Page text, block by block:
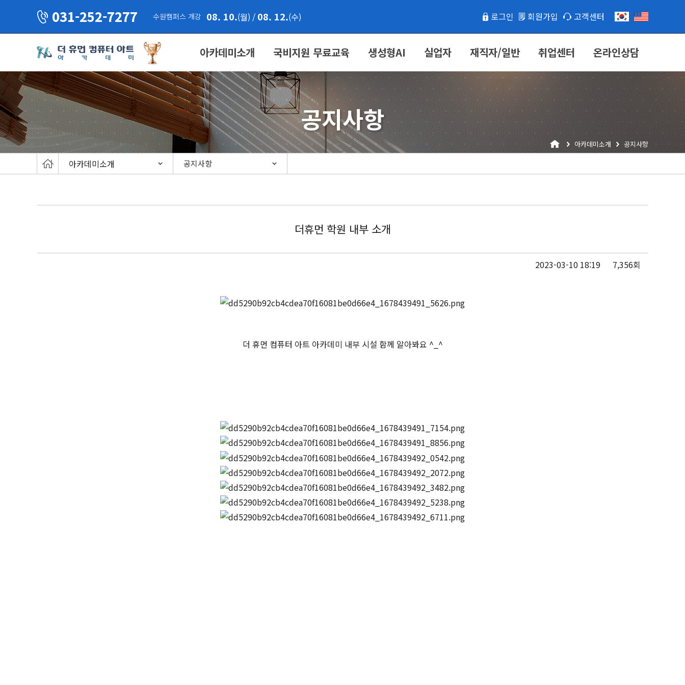
031-252-7277 수원캠퍼스 개강 08. 10.(월) / 08. 12.(수) 로그인 회원가입 고객센터
아카데미소개 국비지원 무료교육 생성형AI 실업자 재직자/일반 취업센터 온라인상담
공지사항
아카데미소개 공지사항
아카데미소개 공지사항
더휴먼 학원 내부 소개
2023-03-10 18:19 7,356회
더 휴먼 컴퓨터 아트 아카데미 내부 시설 함께 알아봐요 ^_^